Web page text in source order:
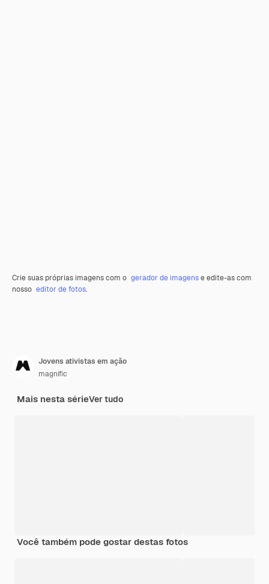
Crie suas próprias imagens com o gerador de imagense edite-as com
nosso editor de fotos.
Jovens ativistas em ação
magnific
Mais nesta sérieVer tudo
Você também pode gostar destas fotos